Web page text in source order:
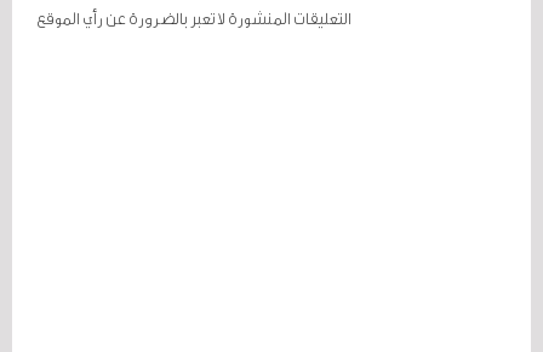
التعليقات المنشورة لا تعبر بالضرورة عن رأي الموقع